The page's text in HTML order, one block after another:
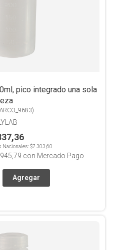
pico integrado una sola
)
Nacionales:$7.303,60
con Mercado Pago